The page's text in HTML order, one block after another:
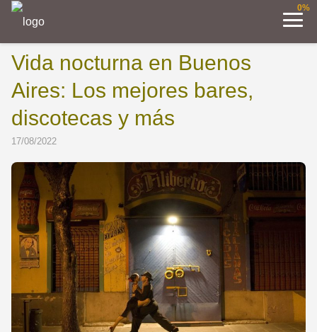
0%
Vida nocturna en Buenos
Aires: Los mejores bares,
discotecas y más
17/08/2022